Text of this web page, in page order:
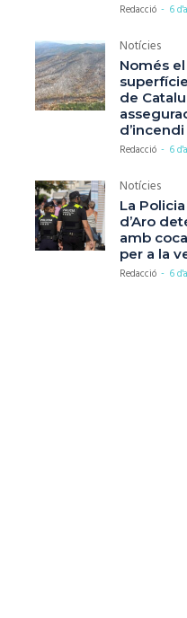
Redacció - 6
Notícies
Només
de
d’incendi
Redacció - 6
Notícies
La
d’Aro
amb
per a la
Redacció - 6